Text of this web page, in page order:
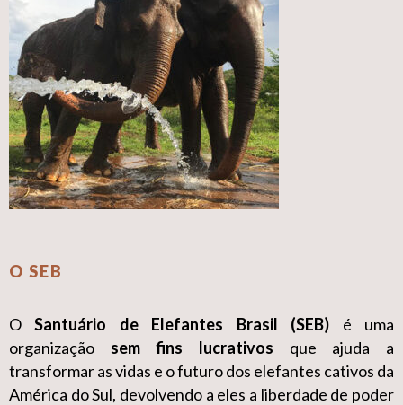
O SEB
OSantuário de Elefantes Brasil (SEB) é uma
organização sem fins lucrativos que ajuda a
transformar as vidas e o futuro dos elefantes cativos da
América do Sul, devolvendo a eles a liberdade de poder